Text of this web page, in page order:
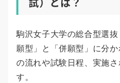
駒沢女子大学の総合型選
願型」と「併願型」に分
の流れや試験日程、実施
す。